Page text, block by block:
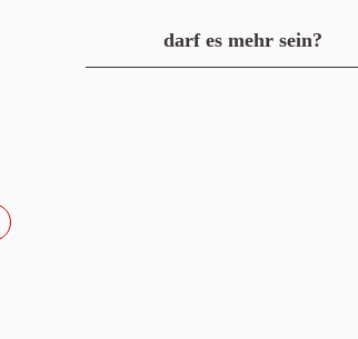
darf es mehr sein?